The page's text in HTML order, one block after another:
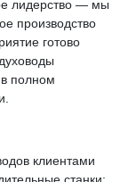
лидерство — мы
производство
готово
полном
клиентами